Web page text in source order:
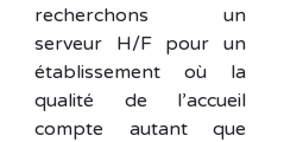
recherchons un
serveur H/F pour un
établissement où la
qualité de l’accueil
compte autant que